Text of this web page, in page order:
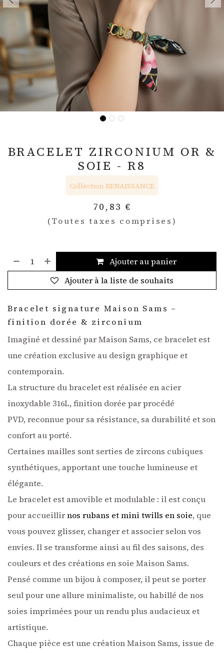
BRACELET ZIRCONIUM OR &
SOIE - R8
Collection RENAISSANCE
70,83 €
(Toutes taxes comprises)
Ajouter au panier
Ajouter à la liste de souhaits
Bracelet signature Maison Sams –
finition dorée & zirconium
Imaginé et dessiné par Maison Sams, ce bracelet est
une création exclusive au design graphique et
contemporain.
La structure du bracelet est réalisée en acier
inoxydable 316L, finition dorée par procédé
PVD, reconnue pour sa résistance, sa durabilité et son
confort au porté.
Certaines mailles sont serties de zircons cubiques
synthétiques, apportant une touche lumineuse et
élégante.
Le bracelet est amovible et modulable : il est conçu
pour accueillirnos rubans et mini twills en soie, que
vous pouvez glisser, changer et associer selon vos
envies. Il se transforme ainsi au fil des saisons, des
couleurs et des créations en soie Maison Sams.
Pensé comme un bijou à composer, il peut se porter
seul pour une allure minimaliste, ou habillé de nos
soies imprimées pour un rendu plus audacieux et
artistique.
Chaque pièce est une création Maison Sams, issue de